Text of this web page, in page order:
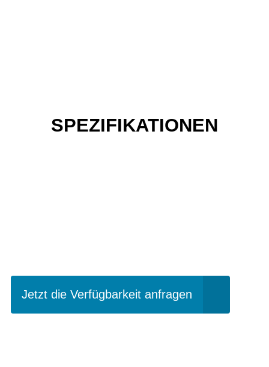
SPEZIFIKATIONEN
Jetzt die Verfügbarkeit anfragen